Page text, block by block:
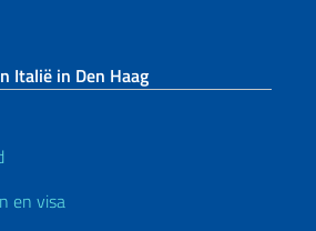
Italië in Den Haag
en visa